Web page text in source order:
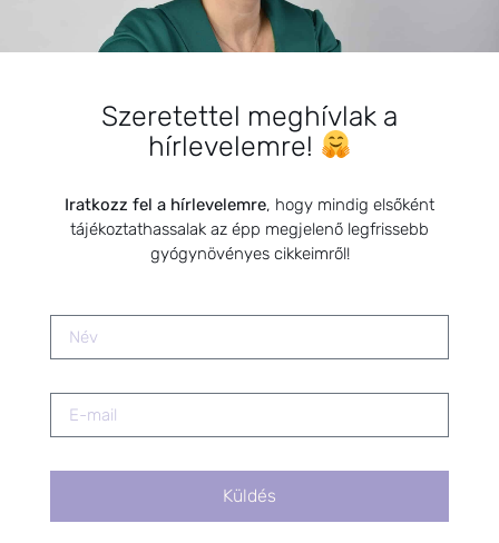
mindennap!..munkában vagy séta
közben, Te döntesz.
Az ovuláció támogatása
természetes módszerekkel
Dió, az egészség őre
2021.12.11.
gyógynövényekkel
Szeretettel meghívlak a
hírlevelemre!
Iratkozz fel a hírlevelemre, hogy mindig elsőként
tájékoztathassalak az épp megjelenő legfrissebb
gyógynövényes cikkeimről!
Küldés